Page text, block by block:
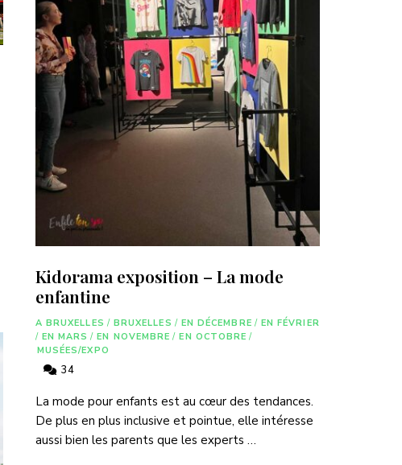
Kidorama exposition – La mode
enfantine
A BRUXELLES / BRUXELLES / EN DÉCEMBRE / EN FÉVRIER
/ EN MARS / EN NOVEMBRE / EN OCTOBRE /
MUSÉES/EXPO
34
La mode pour enfants est au cœur des tendances.
De plus en plus inclusive et pointue, elle intéresse
aussi bien les parents que les experts …